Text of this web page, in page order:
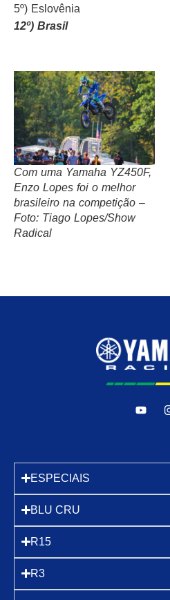
5º) Eslovênia
12º) Brasil
Com uma Yamaha YZ450F,
Enzo Lopes foi o melhor
brasileiro na competição –
Foto: Tiago Lopes/Show
Radical
ESPECIAIS
BLU CRU
R15
R3